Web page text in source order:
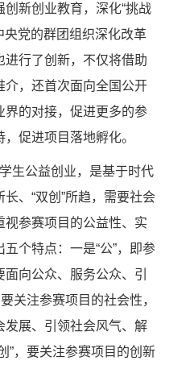
新创业教育，深化“挑战
央党的群团组织深化改革
进行了创新，不仅将借助
介，还首次面向全国公开
界的对接，促进更多的参
促进项目落地孵化。
生公益创业，是基于时代
、“双创”所趋，需要社会
参赛项目的公益性、实
个特点：一是“公”，即参
向公众、服务公众、引
关注参赛项目的社会性，
发展、引领社会风气、解
”，要关注参赛项目的创新